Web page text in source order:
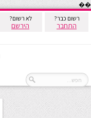
��
רשום כבר?
התחבר
לא רשום?
הירשם